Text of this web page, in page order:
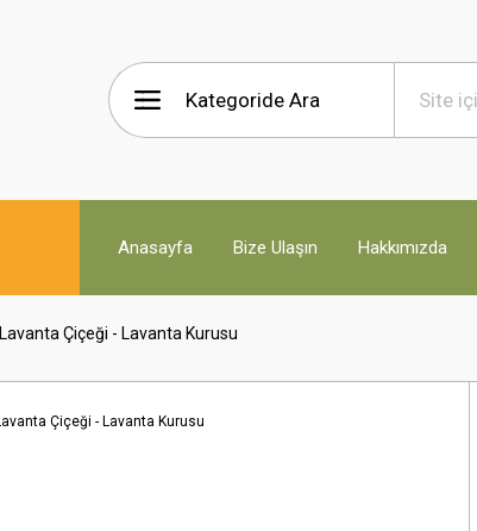
Anasayfa Bize Ulaşın Hakkımızda
Lavanta Çiçeği - Lavanta Kurusu